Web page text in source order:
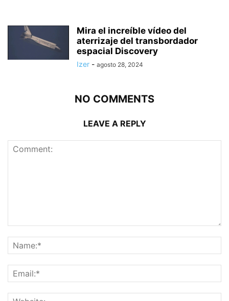
Mira el increíble vídeo del
aterrizaje del transbordador
espacial Discovery
Izer - agosto 28, 2024
NO COMMENTS
LEAVE A REPLY